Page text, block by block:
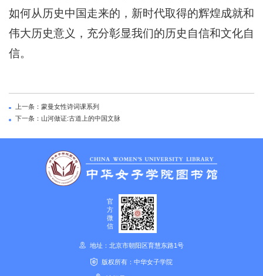
如何从历史中国走来的，新时代取得的辉煌成就和
伟大历史意义，充分彰显我们的历史自信和文化自
信。
上一条：蒙曼女性诗词课系列
下一条：山河做证:古道上的中国文脉
地址：北京市朝阳区育慧东路1号
版权所有：中华女子学院
官
方
微
信